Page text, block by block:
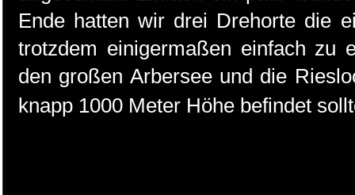
Ende hatten wir drei Drehorte die
trotzdem einigermaßen einfach zu
den großen Arbersee und die
knapp 1000 Meter Höhe befindet